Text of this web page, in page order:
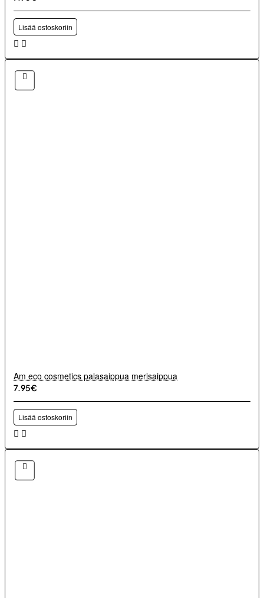
Lisää ostoskoriin
Am eco cosmetics palasaippua merisaippua
7.95€
Lisää ostoskoriin